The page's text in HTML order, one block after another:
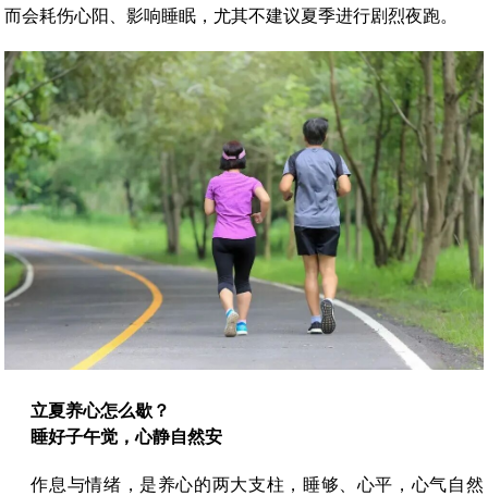
而会耗伤心阳、影响睡眠，尤其不建议夏季进行剧烈夜跑。
立夏养心怎么歇？
睡好子午觉，心静自然安
作息与情绪，是养心的两大支柱，睡够、心平，心气自然